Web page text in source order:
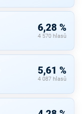
6,28 %
4 570 hlasů
5,61 %
4 087 hlasů